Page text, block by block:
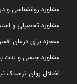
مشاوره روانشناسی و
مشاوره تحصیلی و
معجزه برای درمان
مشاوره جنسی و لذت
اختلال روان ترسناک